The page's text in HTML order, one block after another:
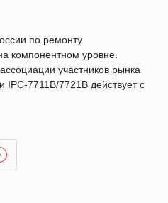
по ремонту
компонентном уровне.
участников рынка
7711B/7721B действует с